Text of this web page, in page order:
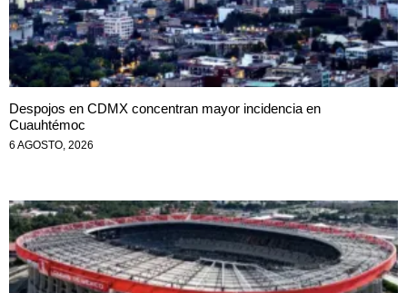
Despojos en CDMX concentran mayor incidencia en
Cuauhtémoc
6 AGOSTO, 2026